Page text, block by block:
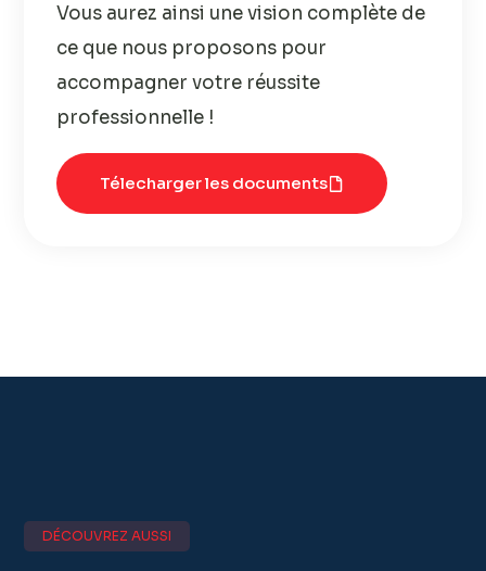
Vous aurez ainsi une vision complète de
ce que nous proposons pour
accompagner votre réussite
professionnelle !
Télecharger les documents
DÉCOUVREZ AUSSI